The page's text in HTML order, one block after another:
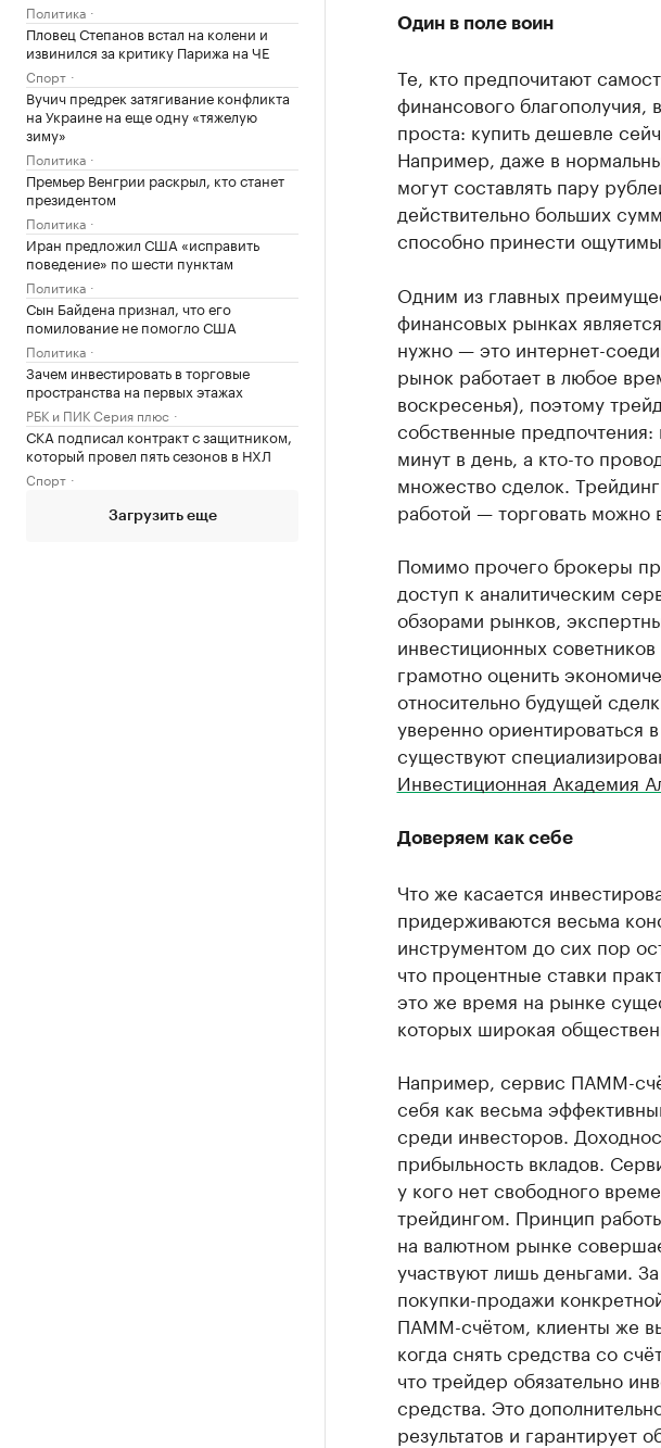
Политика
Пловец Степанов встал на колени и
извинился за критику Парижа на ЧЕ
Спорт
Вучич предрек затягивание конфликта
на Украине на еще одну «тяжелую
зиму»
Политика
Премьер Венгрии раскрыл, кто станет
президентом
Политика
Иран предложил США «исправить
поведение» по шести пунктам
Политика
Сын Байдена признал, что его
помилование не помогло США
Политика
Зачем инвестировать в торговые
пространства на первых этажах
РБК и ПИК Серия плюс
СКА подписал контракт с защитником,
который провел пять сезонов в НХЛ
Спорт
Загрузить еще
Один в поле воин
Те, кто предпочитают
финансового благополучия,
проста: купить дешевле
Например, даже в
могут составлять пару
действительно больших
способно принести
Одним из главных
финансовых рынках
нужно — это интернет-
рынок работает в любое
воскресенья), поэтому
собственные предпочтения:
минут в день, а кто-то
множество сделок.
работой — торговать можно
Помимо прочего брокеры
доступ к аналитическим
обзорами рынков,
инвестиционных
грамотно оценить
относительно будущей
уверенно ориентироваться
существуют
Инвестиционная Академия
Доверяем как себе
Что же касается
придерживаются весьма
инструментом до сих пор
что процентные ставки
это же время на рынке
которых широкая
Например, сервис ПАММ-
себя как весьма
среди инвесторов.
прибыльность вкладов.
у кого нет свободного
трейдингом. Принцип
на валютном рынке
участвуют лишь деньгами.
покупки-продажи
ПАММ-счётом, клиенты же
когда снять средства со
что трейдер обязательно
средства. Это
результатов и гарантирует